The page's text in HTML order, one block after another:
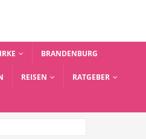
BRANDENBURG
REISEN RATGEBER